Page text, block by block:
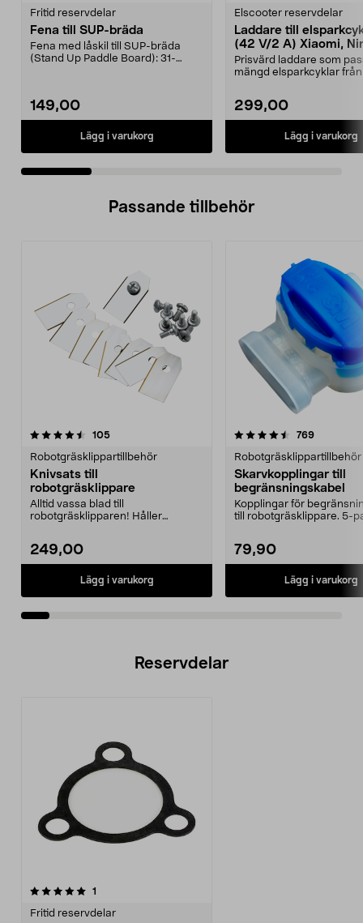
Fritid reservdelar
Fena till SUP-bräda
Fena med låskil till SUP-bräda
(Stand Up Paddle Board): 31-
149,00
Lägg i varukorg
Elscooter reservdelar
Laddare till
(42 V/2 A) Xiaomi,
E-Way m.fl.
Prisvärd laddare som
mängd elsparkcyklar från
299,00
Lägg i varukorg
Passande tillbehör
105recensioner
Robotgräsklippartillbehör
Knivsats till
robotgräsklippare
Alltid vassa blad till
robotgräsklipparen! Håller
249,00
Lägg i varukorg
4.5av 5 stjärnor 769
Robotgräsklippartillbehör
Skarvkopplingar till
begränsningskabel
Kopplingar för
till robotgräsklippare. 5-
79,90
Lägg i varukorg
0.0 av 5 stjärnor
Reservdelar
1
Fritid reservdelar